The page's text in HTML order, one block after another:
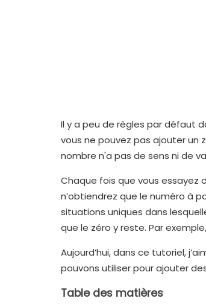
Il y a peu de règles par défaut
vous ne pouvez pas ajouter un
nombre n'a pas de sens ni de
Chaque fois que vous essayez
n’obtiendrez que le numéro à
situations uniques dans
que le zéro y reste. Par
Aujourd’hui, dans ce tutoriel,
pouvons utiliser pour ajouter
Table des matières